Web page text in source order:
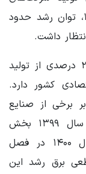
معدنی بورسی در سه ماهه اول سال ۱۴۰۱، توان رشد حدود
بخش صنعت با توجه به سهم حدود ۲۱.۷ درصدی از تولید
کشور دارد.
در سال ۱۳۹۹ تنها بر برخی از صنایع
تأثیر گذاشت بهطوریکه در تمام فصول سال ۱۳۹۹ بخش
صنعت رشد مثبتی را تجربه کرد.در سال ۱۴۰۰ در فصل
برق رشد این